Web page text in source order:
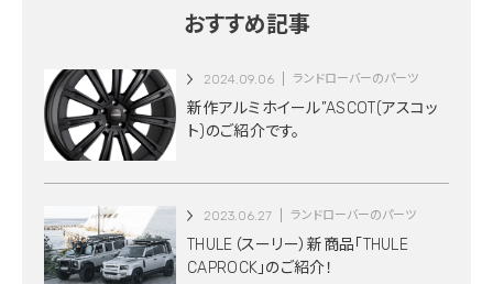
おすすめ記事
2024.09.06 ランドローバーのパーツ
新作アルミホイール”ASCOT(アスコッ
ト)のご紹介です。
2023.06.27 ランドローバーのパーツ
THULE（スーリー）新商品「THULE
CAPROCK」のご紹介！